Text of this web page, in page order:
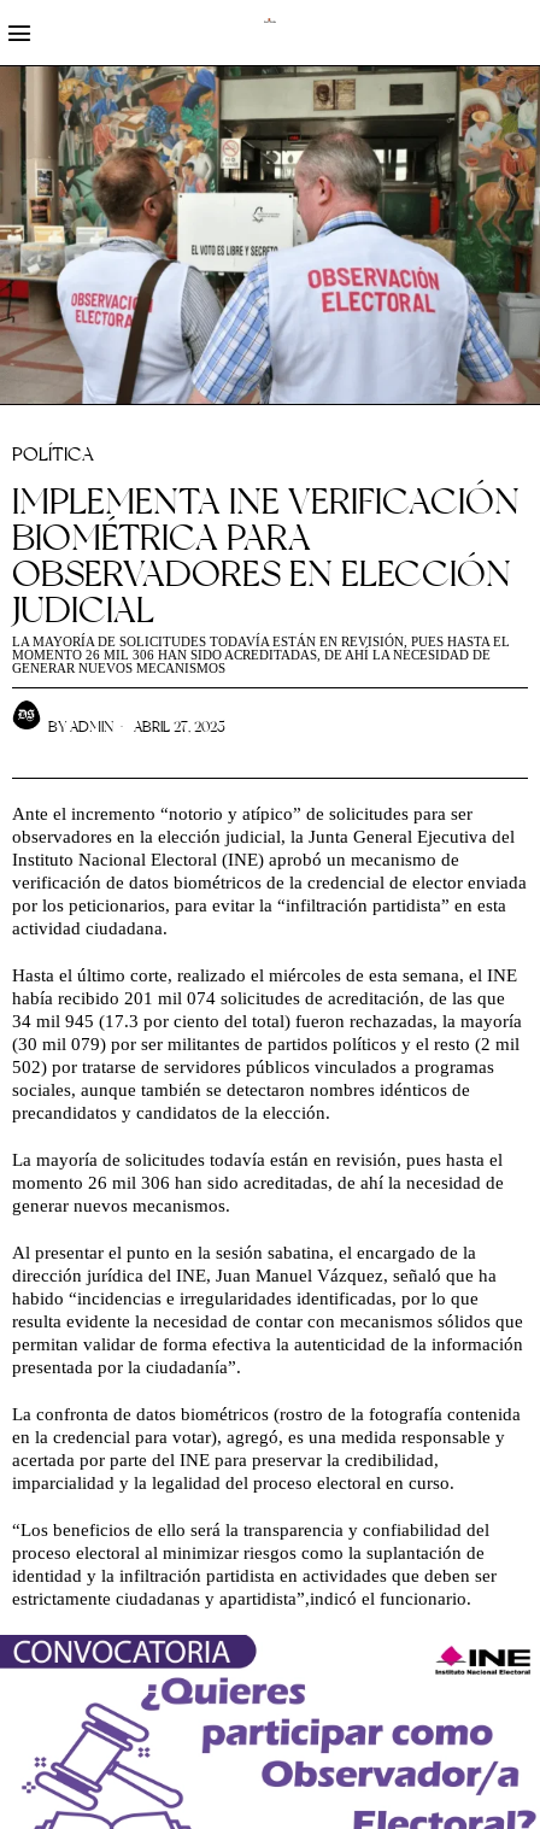
POLÍTICA
IMPLEMENTA INE VERIFICACIÓN
BIOMÉTRICA PARA
OBSERVADORES EN ELECCIÓN
JUDICIAL
LA MAYORÍA DE SOLICITUDES TODAVÍA ESTÁN EN REVISIÓN, PUES HASTA EL
MOMENTO 26 MIL 306 HAN SIDO ACREDITADAS, DE AHÍ LA NECESIDAD DE
GENERAR NUEVOS MECANISMOS
BYADMIN ABRIL 27, 2025
Ante el incremento “notorio y atípico” de solicitudes para ser
observadores en la elección judicial, la Junta General Ejecutiva del
Instituto Nacional Electoral (INE) aprobó un mecanismo de
verificación de datos biométricos de la credencial de elector enviada
por los peticionarios, para evitar la “infiltración partidista” en esta
actividad ciudadana.
Hasta el último corte, realizado el miércoles de esta semana, el INE
había recibido 201 mil 074 solicitudes de acreditación, de las que
34 mil 945 (17.3 por ciento del total) fueron rechazadas, la mayoría
(30 mil 079) por ser militantes de partidos políticos y el resto (2 mil
502) por tratarse de servidores públicos vinculados a programas
sociales, aunque también se detectaron nombres idénticos de
precandidatos y candidatos de la elección.
La mayoría de solicitudes todavía están en revisión, pues hasta el
momento 26 mil 306 han sido acreditadas, de ahí la necesidad de
generar nuevos mecanismos.
Al presentar el punto en la sesión sabatina, el encargado de la
dirección jurídica del INE, Juan Manuel Vázquez, señaló que ha
habido “incidencias e irregularidades identificadas, por lo que
resulta evidente la necesidad de contar con mecanismos sólidos que
permitan validar de forma efectiva la autenticidad de la información
presentada por la ciudadanía”.
La confronta de datos biométricos (rostro de la fotografía contenida
en la credencial para votar), agregó, es una medida responsable y
acertada por parte del INE para preservar la credibilidad,
imparcialidad y la legalidad del proceso electoral en curso.
“Los beneficios de ello será la transparencia y confiabilidad del
proceso electoral al minimizar riesgos como la suplantación de
identidad y la infiltración partidista en actividades que deben ser
estrictamente ciudadanas y apartidista”,indicó el funcionario.